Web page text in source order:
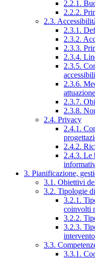
2.2.1.
2.2.2.
2.3.
2.3.1.
2.3.2.
2.3.3.
2.3.4.
2.3.5.
2.3.6.
attuazione
2.3.7.
2.3.8.
2.4. Privacy
2.4.1.
2.4.2.
2.4.3. Le
3. Pianificazione,
3.1. Obiettivi
3.2. Tipologie
3.2.1.
coinvolti
3.2.2.
3.2.3.
intervento
3.3.
3.3.1.